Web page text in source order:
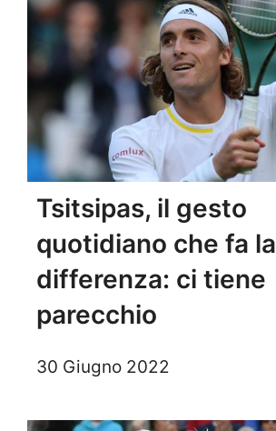
Tsitsipas, il gesto
quotidiano che fa la
differenza: ci tiene
parecchio
30 Giugno 2022